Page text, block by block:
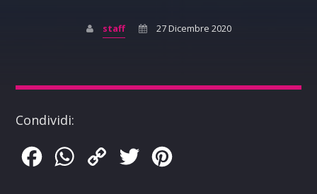
staff 27 Dicembre 2020
Condividi:
FacebookWhatsApp
Copy
Twitter